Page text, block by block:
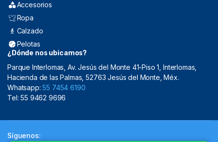
Accesorios
Ropa
Calzado
Pelotas
¿Dónde nos ubicamos?
Parque Interlomas, Av. Jesús del Monte 41-Piso 1, Interlomas,
Hacienda de las Palmas, 52763 Jesús del Monte, Méx.
Whatsapp:55 7454 6190
Tel: 55 9462 9696
Síguenos: